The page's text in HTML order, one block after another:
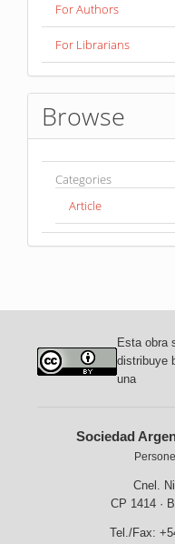
For Authors
For Librarians
Browse
Categories
Article
Esta obra
distribuye
una
Sociedad
Cnel.
CP 1414 ·
Tel./Fax: